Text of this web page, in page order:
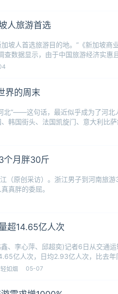
人旅游首选
坡人首选旅游目的地。”《新加坡商
查数据显示，由于中国旅游经济实惠
界的周末
北”——这句话，最近似乎成为了河北
韩国街头、法国凯旋门、意大利比
个月胖30斤
（原创采访）。浙江男子到河南旅
真胖的委屈。
超14.65亿人次
、李心萍、邱超奕)记者6日从交通
亿人次，日均2.93亿人次，比去
如烟 05-07